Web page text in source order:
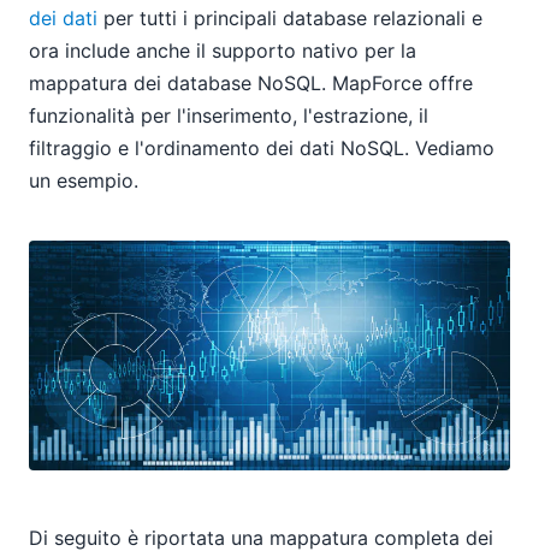
dei dati per tutti i principali database relazionali e
ora include anche il supporto nativo per la
mappatura dei database NoSQL. MapForce offre
funzionalità per l'inserimento, l'estrazione, il
filtraggio e l'ordinamento dei dati NoSQL. Vediamo
un esempio.
Di seguito è riportata una mappatura completa dei